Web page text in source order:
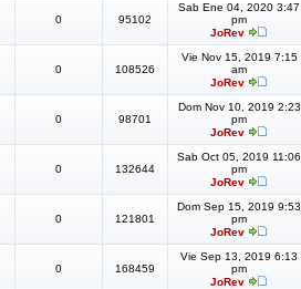
0 95102
Sab Ene 04, 2020 3:47
pm
JoRev
0 108526
Vie Nov 15, 2019 7:15
am
JoRev
0 98701
Dom Nov 10, 2019 2:23
pm
JoRev
0 132644
Sab Oct 05, 2019 11:06
pm
JoRev
0 121801
Dom Sep 15, 2019 9:53
pm
JoRev
0 168459
Vie Sep 13, 2019 6:13
pm
JoRev